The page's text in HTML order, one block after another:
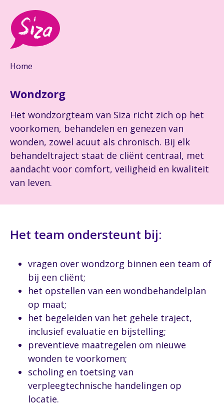
Home
Wondzorg
Het wondzorgteam van Siza richt zich op het
voorkomen, behandelen en genezen van
wonden, zowel acuut als chronisch. Bij elk
behandeltraject staat de cliënt centraal, met
aandacht voor comfort, veiligheid en kwaliteit
van leven.
Het team ondersteunt bij:
vragen over wondzorg binnen een team of
bij een cliënt;
het opstellen van een wondbehandelplan
op maat;
het begeleiden van het gehele traject,
inclusief evaluatie en bijstelling;
preventieve maatregelen om nieuwe
wonden te voorkomen;
scholing en toetsing van
verpleegtechnische handelingen op
locatie.